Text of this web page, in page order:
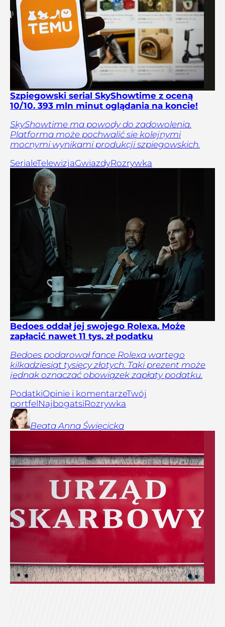
Szpiegowski serial SkyShowtime z oceną
10/10. 393 mln minut oglądania na koncie!
SkyShowtime ma powody do zadowolenia.
Platforma może pochwalić się kolejnymi
mocnymi wynikami produkcji szpiegowskich.
SerialeTelewizjaGwiazdyRozrywka
Bedoes oddał jej swojego Rolexa. Może
zapłacić nawet 11 tys. zł podatku
Bedoes podarował fance Rolexa wartego
kilkadziesiąt tysięcy złotych. Taki prezent może
jednak oznaczać obowiązek zapłaty podatku.
PodatkiOpinie i komentarzeTwój
portfelNajbogatsiRozrywka
Beata Anna Święcicka